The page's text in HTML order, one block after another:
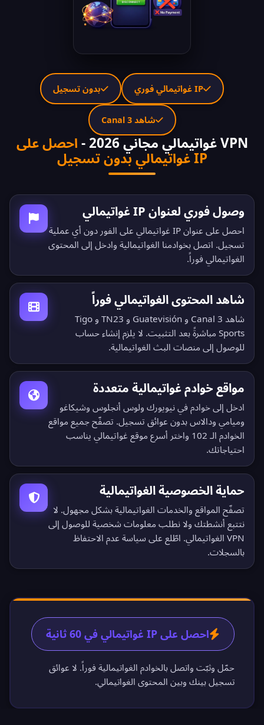
VPN غواتيمالي مجاني 2026 -
احصل على
IP غواتيمالي بدون تسجيل
وصول فوري لعنوان IP غواتيمالي
احصل على عنوان IP غواتيمالي على الفور دون أي عملية
تسجيل. اتصل بخوادمنا الغواتيمالية وادخل إلى المحتوى
الغواتيمالي فوراً.
شاهد المحتوى الغواتيمالي فوراً
شاهد Canal 3 و Guatevisión و TN23 و Tigo
Sports مباشرةً بعد التثبيت. لا يلزم إنشاء حساب
للوصول إلى منصات البث الغواتيمالية.
مواقع خوادم غواتيمالية متعددة
ادخل إلى خوادم في نيويورك ولوس أنجلوس وشيكاغو
وميامي ودالاس بدون عوائق تسجيل. تصفّح جميع مواقع
الخوادم الـ 102
واختر أسرع موقع غواتيمالي يناسب
احتياجاتك.
حماية الخصوصية الغواتيمالية
تصفّح المواقع والخدمات الغواتيمالية بشكل مجهول. لا
نتتبع أنشطتك ولا نطلب معلومات شخصية للوصول إلى
VPN الغواتيمالي. اطّلع على
سياسة عدم الاحتفاظ
بالسجلات.
احصل على IP غواتيمالي في 60 ثانية
حمّل وثبّت واتصل بالخوادم الغواتيمالية فوراً. لا عوائق
تسجيل بينك وبين المحتوى الغواتيمالي.
IP غواتيمالي فوري بدون تسجيل
شاهد Canal 3